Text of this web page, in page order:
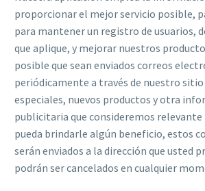
proporcionar el mejor servicio posible,
para mantener un registro de usuarios,
que aplique, y mejorar nuestros
posible que sean enviados correos
periódicamente a través de nuestro
especiales, nuevos productos y otra
publicitaria que consideremos relevante
pueda brindarle algún beneficio, estos
serán enviados a la dirección que usted
podrán ser cancelados en cualquier